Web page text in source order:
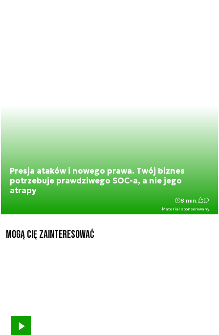
Presja ataków i nowego prawa. Twój biznes
potrzebuje prawdziwego SOC-a, a nie jego
atrapy
Materiał sponsorowany
8 min.
Mogą Cię zainteresować